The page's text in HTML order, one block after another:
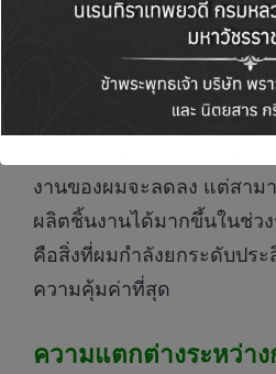
นอกจากสุขภาพที่ดีขึ้นแล้ว ไ
ก็ดูสดใสและปลอดโปร่งมา
นอกจากการออกกำลังกายผ
กับ ครอบครัว ญาติและเพื่อน
งานของผมจะลดลง แต่สาม
ผลิตชิ้นงานได้มากขึ้นในช่ว
คือสิ่งที่ผมกำลังยกระดับประ
ความคุ้มค่าที่สุด
ความแตกต่างระหว่าง